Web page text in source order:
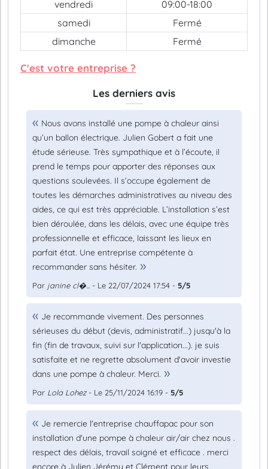
vendredi
09:00-18:00
samedi
Fermé
dimanche
Fermé
C'est votre entreprise ?
Les derniers avis
Nous avons installé une pompe à chaleur ainsi
qu’un ballon électrique. Julien Gobert a fait une
étude sérieuse. Très sympathique et à l’écoute, il
prend le temps pour apporter des réponses aux
questions soulevées. Il s’occupe également de
toutes les démarches administratives au niveau des
aides, ce qui est très appréciable. L’installation s’est
bien déroulée, dans les délais, avec une équipe très
professionnelle et efficace, laissant les lieux en
parfait état. Une entreprise compétente à
recommander sans hésiter.
Par janine cl�... - Le 22/07/2024 17:54 - 5/5
Je recommande vivement. Des personnes
sérieuses du début (devis, administratif...) jusqu'à la
fin (fin de travaux, suivi sur l'application...). je suis
satisfaite et ne regrette absolument d'avoir investie
dans une pompe à chaleur. Merci.
Par Lola Lohez- Le 25/11/2024 16:19 - 5/5
Je remercie l'entreprise chauffapac pour son
installation d'une pompe à chaleur air/air chez nous .
respect des délais, travail soigné et efficace . merci
encore à Julien Jérémy et Clément pour leurs